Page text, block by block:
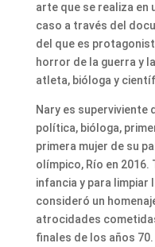
arte que se realiza en
caso a través del
del que es
horror de la guerra y
atleta, bióloga y
Nary es superviviente
política, bióloga,
primera mujer de su
olímpico, Río en
infancia y para limpiar
consideró un
atrocidades
finales de los años